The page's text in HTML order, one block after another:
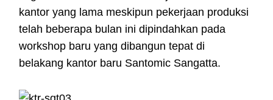
kantor yang lama meskipun pekerjaan produksi
telah beberapa bulan ini dipindahkan pada
workshop baru yang dibangun tepat di
belakang kantor baru Santomic Sangatta.